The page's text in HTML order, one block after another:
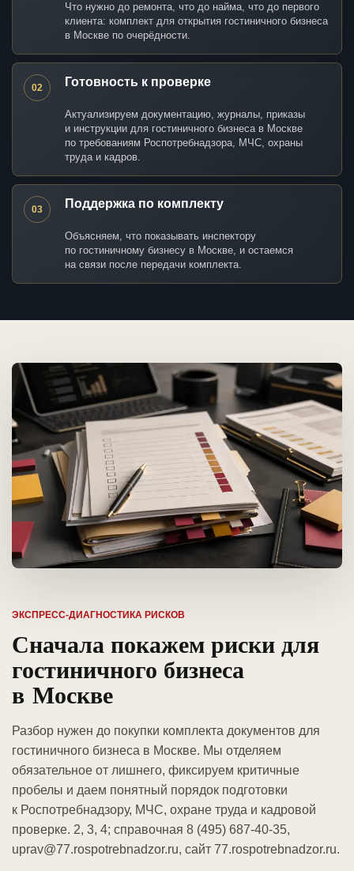
Что нужно до ремонта, что до найма, что до первого
клиента: комплект для открытия гостиничного бизнеса
в Москве по очерёдности.
02 Готовность к проверке
Актуализируем документацию, журналы, приказы
и инструкции для гостиничного бизнеса в Москве
по требованиям Роспотребнадзора, МЧС, охраны
труда и кадров.
03 Поддержка по комплекту
Объясняем, что показывать инспектору
по гостиничному бизнесу в Москве, и остаемся
на связи после передачи комплекта.
ЭКСПРЕСС-ДИАГНОСТИКА РИСКОВ
Сначала покажем риски для
гостиничного бизнеса
в Москве
Разбор нужен до покупки комплекта документов для
гостиничного бизнеса в Москве. Мы отделяем
обязательное от лишнего, фиксируем критичные
пробелы и даем понятный порядок подготовки
к Роспотребнадзору, МЧС, охране труда и кадровой
проверке. 2, 3, 4; справочная 8 (495) 687-40-35,
uprav@77.rospotrebnadzor.ru, сайт 77.rospotrebnadzor.ru.